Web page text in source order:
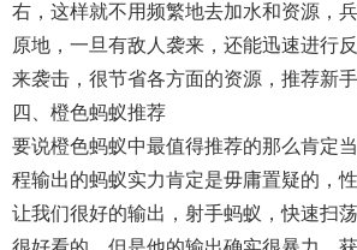
右，这样就不用频繁地去加水和资源，
原地，一旦有敌人袭来，还能迅速进行
来袭击，很节省各方面的资源，推荐新手
四、橙色蚂蚁推荐
要说橙色蚂蚁中最值得推荐的那么肯定
程输出的蚂蚁实力肯定是毋庸置疑的，
让我们很好的输出，射手蚂蚁，快速扫